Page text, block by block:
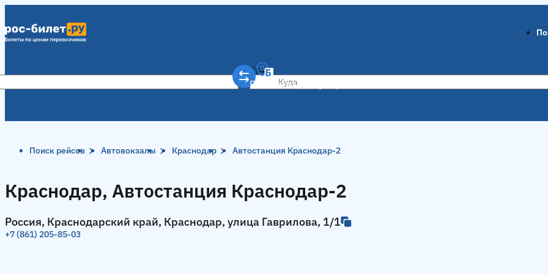
Куда
Ростов-на-Дону
Поиск рейсов Автовокзалы Краснодар Автостанция Краснодар-2
Краснодар, Автостанция Краснодар-2
Россия, Краснодарский край, Краснодар, улица Гаврилова, 1/1
+7 (861) 205-85-03